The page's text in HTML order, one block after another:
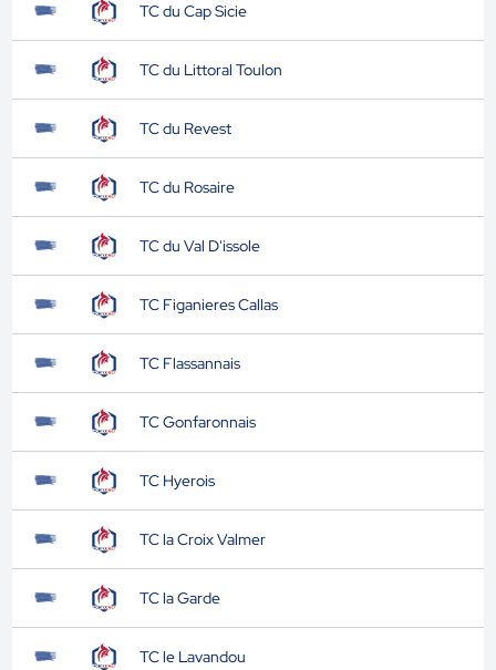
TC du Cap Sicie
TC du Littoral Toulon
TC du Revest
TC du Rosaire
TC du Val D'issole
TC Figanieres Callas
TC Flassannais
TC Gonfaronnais
TC Hyerois
TC la Croix Valmer
TC la Garde
TC le Lavandou